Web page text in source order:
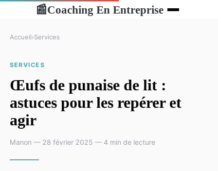
📰Coaching En Entreprise
Accueil›Services
SERVICES
Œufs de punaise de lit :
astuces pour les repérer et
agir
Manon — 28 février 2025 — 4 min de lecture